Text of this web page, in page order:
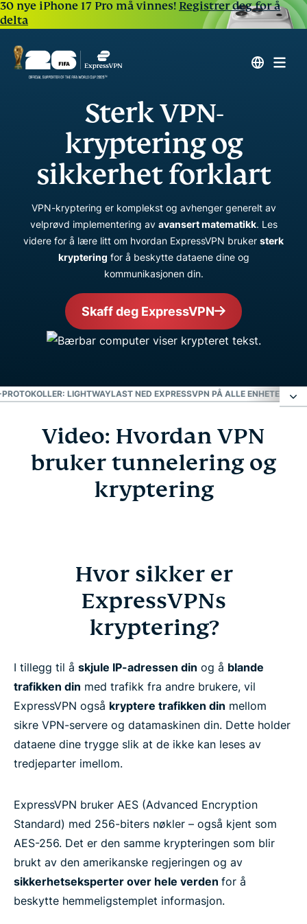
30 nye iPhone 17 Pro må vinnes! Registrer deg for å
delta
Sterk VPN-
kryptering og
sikkerhet forklart
VPN-kryptering er komplekst og avhenger generelt av
velprøvd implementering av avansert matematikk. Les
videre for å lære litt om hvordan ExpressVPN bruker sterk
kryptering for å beskytte dataene dine og
kommunikasjonen din.
Skaff deg ExpressVPN
LIGHTWAYLAST NED EXPRESSVPN PÅ ALLE ENHETENE
Video: Hvordan VPN bruker tunnelering og
kryptering
Hvor sikker er ExpressVPNs kryptering?
Last ned ExpressVPN på alle enhetene dine
Ofte stilte spørsmål
Les mer om å bruke et VPN
Klar for å prøve det beste krypterte VPN-et?
Video: Hvordan VPN
bruker tunnelering og
kryptering
Hvor sikker er
ExpressVPNs
kryptering?
I tillegg til å skjule IP-adressen din og å blande
trafikken din med trafikk fra andre brukere, vil
ExpressVPN også kryptere trafikken din mellom
sikre VPN-servere og datamaskinen din. Dette holder
dataene dine trygge slik at de ikke kan leses av
tredjeparter imellom.
ExpressVPN bruker AES (Advanced Encryption
Standard) med 256-biters nøkler – også kjent som
AES-256. Det er den samme krypteringen som blir
brukt av den amerikanske regjeringen og av
sikkerhetseksperter over hele verden for å
beskytte hemmeligstemplet informasjon.